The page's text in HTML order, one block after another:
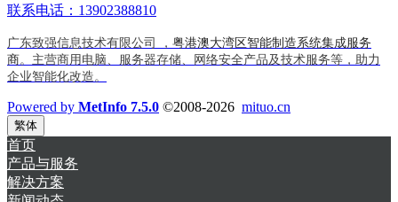
联系电话：13902388810
广东致强信息技术有限公司 ， 粤港澳大湾区智能制造系统集成服务
商。主营商用电脑、服务器存储、网络安全产品及技术服务等，助力
企业智能化改造。
Powered by MetInfo 7.5.0 ©2008-2026 mituo.cn
繁体
首页
产品与服务
解决方案